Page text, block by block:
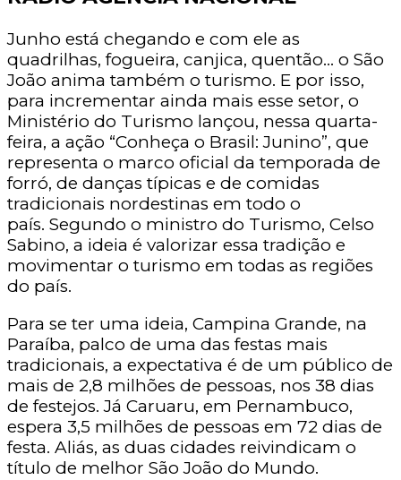
Junho está chegando e com ele as
quadrilhas, fogueira, canjica, quentão… o São
João anima também o turismo. E por isso,
para incrementar ainda mais esse setor, o
Ministério do Turismo lançou, nessa quarta-
feira, a ação “Conheça o Brasil: Junino”, que
representa o marco oficial da temporada de
forró, de danças típicas e de comidas
tradicionais nordestinas em todo o
país. Segundo o ministro do Turismo, Celso
Sabino, a ideia é valorizar essa tradição e
movimentar o turismo em todas as regiões
do país.
Para se ter uma ideia, Campina Grande, na
Paraíba, palco de uma das festas mais
tradicionais, a expectativa é de um público de
mais de 2,8 milhões de pessoas, nos 38 dias
de festejos. Já Caruaru, em Pernambuco,
espera 3,5 milhões de pessoas em 72 dias de
festa. Aliás, as duas cidades reivindicam o
título de melhor São João do Mundo.